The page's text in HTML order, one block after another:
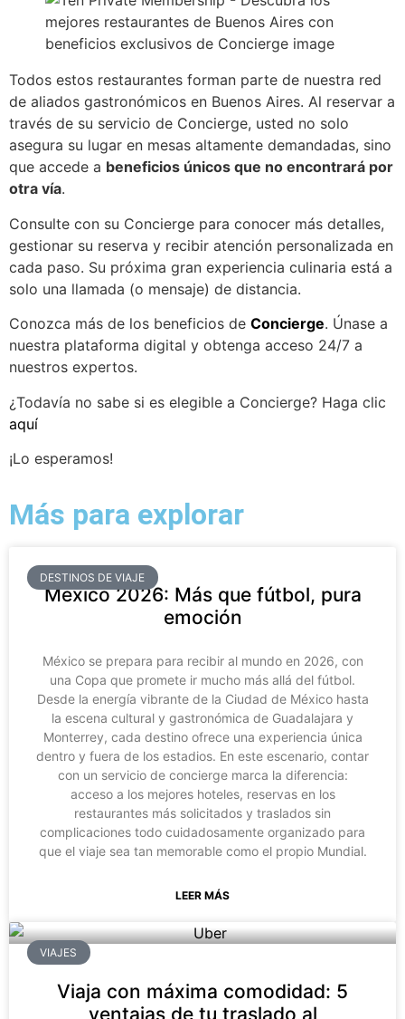
Todos estos restaurantes forman parte de nuestra red
de aliados gastronómicos en Buenos Aires. Al reservar a
través de su servicio de Concierge, usted no solo
asegura su lugar en mesas altamente demandadas, sino
que accede a beneficios únicos que no encontrará por
otra vía.
Consulte con su Concierge para conocer más detalles,
gestionar su reserva y recibir atención personalizada en
cada paso. Su próxima gran experiencia culinaria está a
solo una llamada (o mensaje) de distancia.
Conozca más de los beneficios de Concierge. Únase a
nuestra plataforma digital y obtenga acceso 24/7 a
nuestros expertos.
¿Todavía no sabe si es elegible a Concierge? Haga clic
aquí
¡Lo esperamos!
Más para explorar
DESTINOS DE VIAJE
México 2026: Más que fútbol, pura
emoción
México se prepara para recibir al mundo en 2026, con
una Copa que promete ir mucho más allá del fútbol.
Desde la energía vibrante de la Ciudad de México hasta
la escena cultural y gastronómica de Guadalajara y
Monterrey, cada destino ofrece una experiencia única
dentro y fuera de los estadios. En este escenario, contar
con un servicio de concierge marca la diferencia:
acceso a los mejores hoteles, reservas en los
restaurantes más solicitados y traslados sin
complicaciones todo cuidadosamente organizado para
que el viaje sea tan memorable como el propio Mundial.
LEER MÁS
VIAJES
Viaja con máxima comodidad: 5
ventajas de tu traslado al